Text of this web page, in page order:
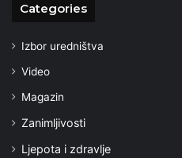
Categories
Izbor uredništva
Video
Magazin
Zanimljivosti
Ljepota i zdravlje